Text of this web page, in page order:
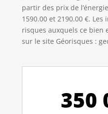
partir des prix de
1590.00 et 2190.00 €.
risques auxquels ce bien
sur le site Géorisques :
350